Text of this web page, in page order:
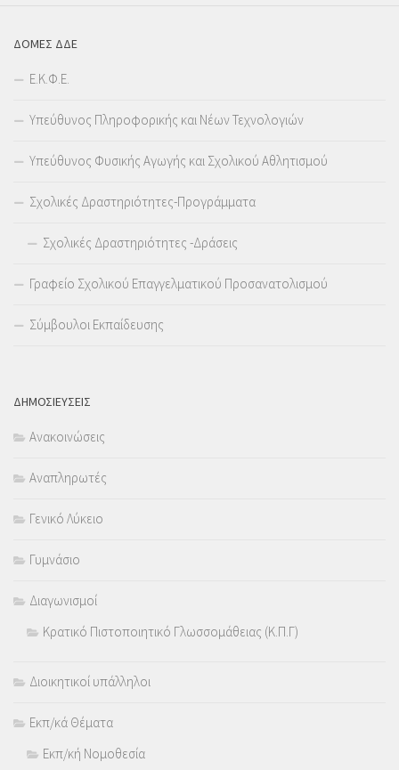
ΔΟΜΕΣ ΔΔΕ
Ε.Κ.Φ.Ε.
Υπεύθυνος Πληροφορικής και Νέων Τεχνολογιών
Υπεύθυνος Φυσικής Αγωγής και Σχολικού Αθλητισμού
Σχολικές Δραστηριότητες-Προγράμματα
Σχολικές Δραστηριότητες -Δράσεις
Γραφείο Σχολικού Επαγγελματικού Προσανατολισμού
Σύμβουλοι Εκπαίδευσης
ΔΗΜΟΣΙΕΥΣΕΙΣ
Ανακοινώσεις
Αναπληρωτές
Γενικό Λύκειο
Γυμνάσιο
Διαγωνισμοί
Κρατικό Πιστοποιητικό Γλωσσομάθειας (Κ.Π.Γ)
Διοικητικοί υπάλληλοι
Εκπ/κά Θέματα
Εκπ/κή Νομοθεσία